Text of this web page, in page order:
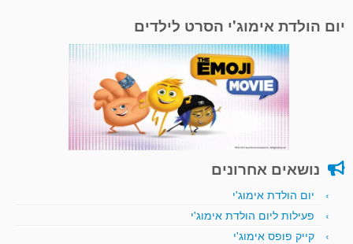
יום הולדת אימוג'י הסרט לילדים
נושאים אחרונים
יום הולדת אימוג'י
פעילות ליום הולדת אימוג'י
קייק פופס אימוג'י